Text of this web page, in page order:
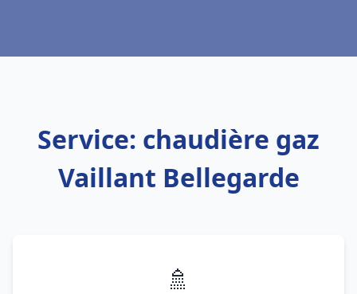
Service: chaudière gaz
Vaillant Bellegarde
🚿